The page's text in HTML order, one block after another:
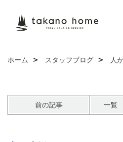
ホーム スタッフブログ 人
前の記事 一覧